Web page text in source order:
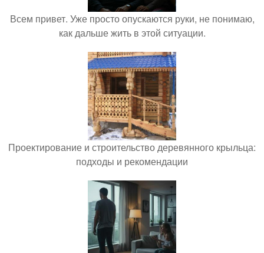
Всем привет. Уже просто опускаются руки, не понимаю,
как дальше жить в этой ситуации.
Проектирование и строительство деревянного крыльца:
подходы и рекомендации